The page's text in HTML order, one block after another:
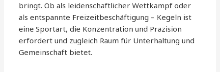
bringt. Ob als leidenschaftlicher Wettkampf oder
als entspannte Freizeitbeschäftigung – Kegeln ist
eine Sportart, die Konzentration und Präzision
erfordert und zugleich Raum für Unterhaltung und
Gemeinschaft bietet.